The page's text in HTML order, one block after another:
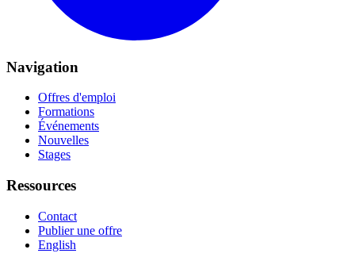
Navigation
Offres d'emploi
Formations
Événements
Nouvelles
Stages
Ressources
Contact
Publier une offre
English